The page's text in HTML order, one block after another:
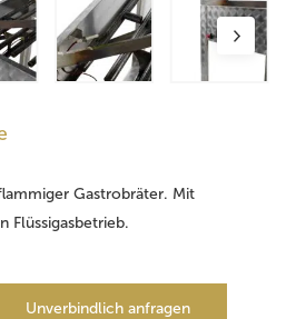
Gastrobräter. Mit
Flüssigasbetrieb.
Unverbindlich anfragen